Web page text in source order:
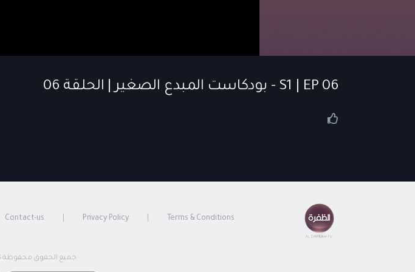
S1 | EP 06 - بودكاست المبدع الصغير | الحلقة 06
Terms & Conditions
Privacy Policy
Contact-us
جميع الحقوق محفوظة 2024 © قناة الظفرة